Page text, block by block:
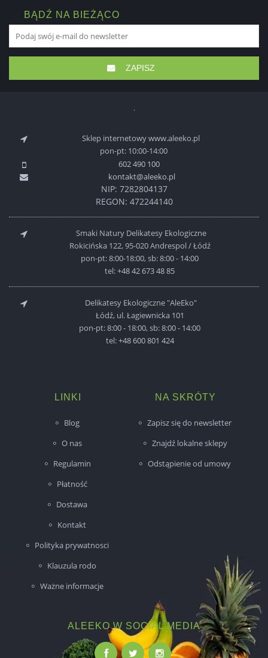
BĄDŹ NA BIEŻĄCO
ZAPISZ
Sklep internetowy www.aleeko.pl
pon-pt: 10:00-14:00
602 490 100
kontakt@aleeko.pl
NIP: 7282804137
REGON: 472244140
Smaki Natury Delikatesy Ekologiczne
Rokicińska 122, 95-020 Andrespol / Łódź
pon-pt: 8:00-18:00, sb: 8:00 - 14:00
tel:+48 42 673 48 85
Delikatesy Ekologiczne "AleEko"
Łódź, ul. Łagiewnicka 101
pon-pt: 8:00 - 18:00, sb: 8:00 - 14:00
tel:+48 600 801 424
LINKI
Blog
O nas
Regulamin
Płatność
Dostawa
Kontakt
Polityka prywatnosci
Klauzula rodo
Ważne informacje
NA SKRÓTY
Zapisz się do newsletter
Znajdź lokalne sklepy
Odstąpienie od umowy
ALEEKO W SOCIAL MEDIA